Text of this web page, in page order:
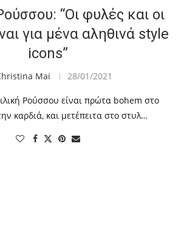
“Οι φυλές και οι
για μένα αληθινά style
icons”
Mai 28/01/2021
Ρούσσου είναι πρώτα bohem στο
καρδιά, και μετέπειτα στο στυλ…